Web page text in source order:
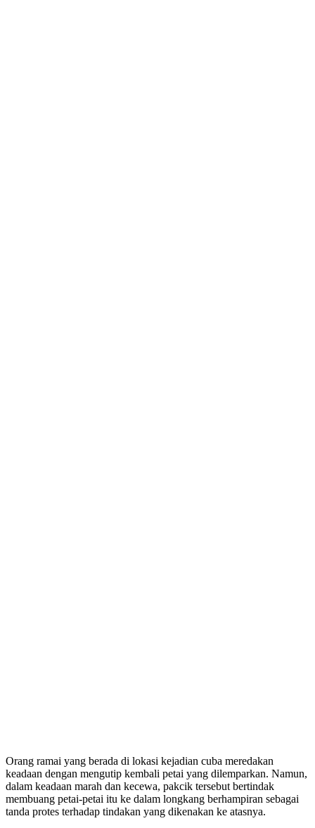
Orang ramai yang berada di lokasi kejadian cuba meredakan
keadaan dengan mengutip kembali petai yang dilemparkan. Namun,
dalam keadaan marah dan kecewa, pakcik tersebut bertindak
membuang petai-petai itu ke dalam longkang berhampiran sebagai
tanda protes terhadap tindakan yang dikenakan ke atasnya.